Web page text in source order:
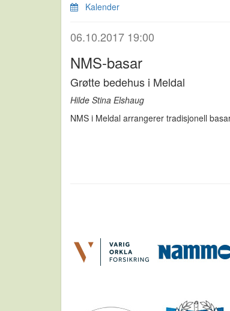
Kalender
06.10.2017 19:00
NMS-basar
Grøtte bedehus i Meldal
Hilde Stina Elshaug
NMS i Meldal arrangerer tradisjonell